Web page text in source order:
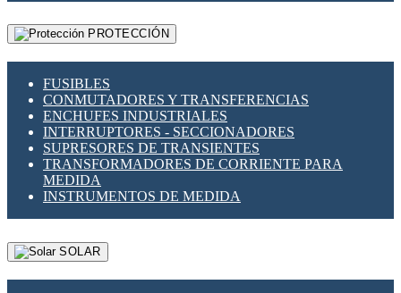
PROTECCIÓN
FUSIBLES
CONMUTADORES Y TRANSFERENCIAS
ENCHUFES INDUSTRIALES
INTERRUPTORES - SECCIONADORES
SUPRESORES DE TRANSIENTES
TRANSFORMADORES DE CORRIENTE PARA
MEDIDA
INSTRUMENTOS DE MEDIDA
SOLAR